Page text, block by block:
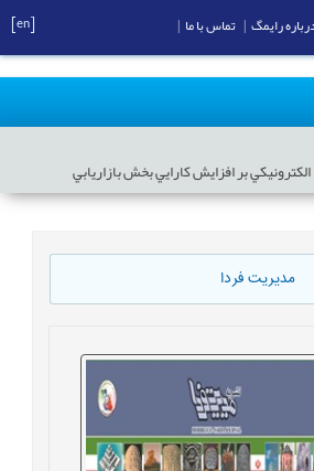
بر افزايش كارايي بخش بازاريابي
مدیریت فردا
رایمگ تماس با ما